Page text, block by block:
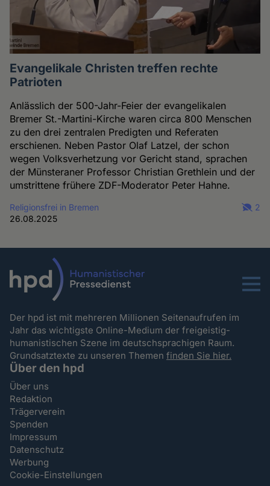
Evangelikale Christen treffen rechte
Patrioten
Anlässlich der 500-Jahr-Feier der evangelikalen
Bremer St.-Martini-Kirche waren circa 800 Menschen
zu den drei zentralen Predigten und Referaten
erschienen. Neben Pastor Olaf Latzel, der schon
wegen Volksverhetzung vor Gericht stand, sprachen
der Münsteraner Professor Christian Grethlein und der
umstrittene frühere ZDF-Moderator Peter Hahne.
Religionsfrei in Bremen
26.08.2025
2
Menu
Der hpd ist mit mehreren Millionen Seitenaufrufen im
Jahr das wichtigste Online-Medium der freigeistig-
humanistischen Szene im deutschsprachigen Raum.
Grundsatztexte zu unseren Themenfinden Sie hier.
Über den hpd
Über uns
Redaktion
Trägerverein
Spenden
Impressum
Datenschutz
Werbung
Cookie-Einstellungen